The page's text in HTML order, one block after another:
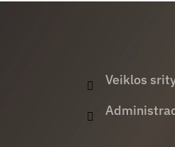
Veiklos